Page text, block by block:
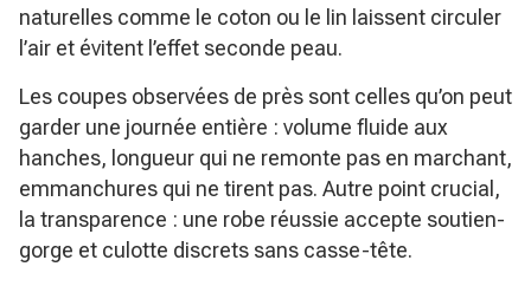
naturelles comme le coton ou le lin laissent circuler
l’air et évitent l’effet seconde peau.
Les coupes observées de près sont celles qu’on peut
garder une journée entière : volume fluide aux
hanches, longueur qui ne remonte pas en marchant,
emmanchures qui ne tirent pas. Autre point crucial,
la transparence : une robe réussie accepte soutien-
gorge et culotte discrets sans casse-tête.